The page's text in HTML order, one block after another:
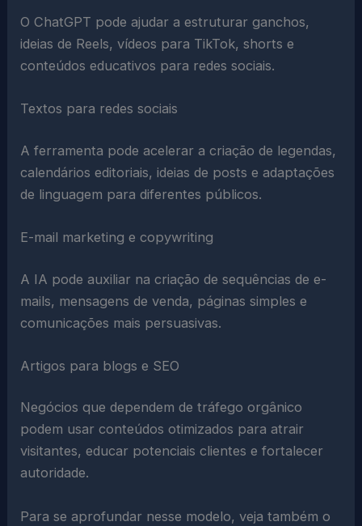
O ChatGPT pode ajudar a estruturar ganchos,
ideias de Reels, vídeos para TikTok, shorts e
conteúdos educativos para redes sociais.
Textos para redes sociais
A ferramenta pode acelerar a criação de legendas,
calendários editoriais, ideias de posts e adaptações
de linguagem para diferentes públicos.
E-mail marketing e copywriting
A IA pode auxiliar na criação de sequências de e-
mails, mensagens de venda, páginas simples e
comunicações mais persuasivas.
Artigos para blogs e SEO
Negócios que dependem de tráfego orgânico
podem usar conteúdos otimizados para atrair
visitantes, educar potenciais clientes e fortalecer
autoridade.
Para se aprofundar nesse modelo, veja também o